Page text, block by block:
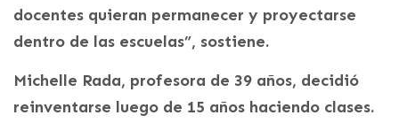
docentes quieran permanecer y proyectarse
dentro de las escuelas”, sostiene.
Michelle Rada, profesora de 39 años, decidió
reinventarse luego de 15 años haciendo clases.